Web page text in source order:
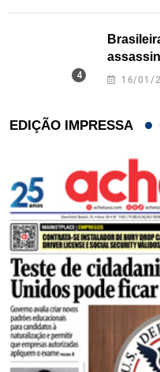
16/01/
EDIÇÃO IMPRESSA